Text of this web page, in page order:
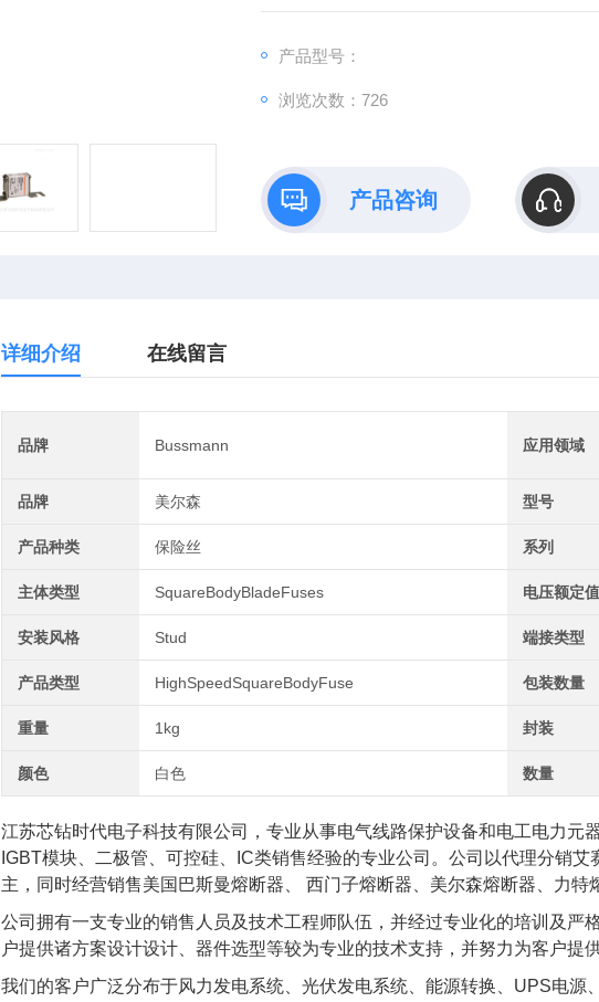
产品型号：
浏览次数：726
产品咨询
详细介绍 在线留言
品牌 Bussmann 应用领域
品牌 美尔森 型号
产品种类 保险丝 系列
主体类型 SquareBodyBladeFuses 电压额定
安装风格 Stud 端接类型
产品类型 HighSpeedSquareBodyFuse 包装数量
重量 1kg 封装
颜色 白色 数量
江苏芯钻时代电子科技有限公司，专业从事电气线路保护设备和电工电力元
IGBT模块、二极管、可控硅、IC类销售经验的专业公司。公司以代理分销
主，同时经营销售美国巴斯曼熔断器、 西门子熔断器、美尔森熔断器、力特
公司拥有一支专业的销售人员及技术工程师队伍，并经过专业化的培训及严
户提供诸方案设计设计、器件选型等较为专业的技术支持，并努力为客户提
我们的客户广泛分布于风力发电系统、光伏发电系统、能源转换、UPS电